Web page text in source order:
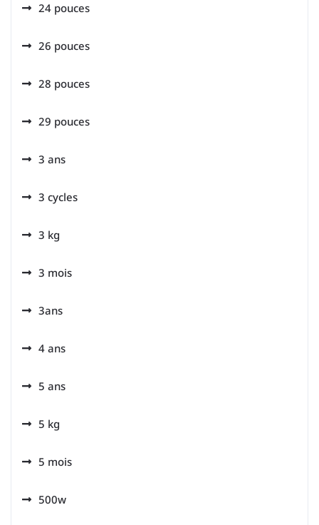
24 pouces
26 pouces
28 pouces
29 pouces
3 ans
3 cycles
3 kg
3 mois
3ans
4 ans
5 ans
5 kg
5 mois
500w